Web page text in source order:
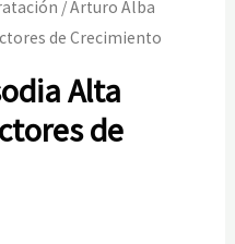
/ Arturo Alba
de Crecimiento
Alta
de